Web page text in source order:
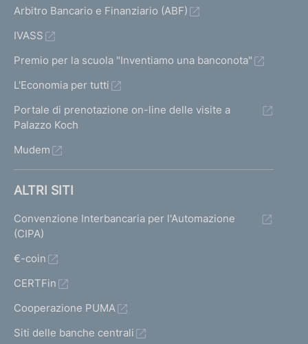
Arbitro Bancario e Finanziario (ABF)
IVASS
Premio per la scuola "Inventiamo una banconota"
L'Economia per tutti
Portale di prenotazione on-line delle visite a
Palazzo Koch
Mudem
ALTRI SITI
Convenzione Interbancaria per l'Automazione
(CIPA)
€-coin
CERTFin
Cooperazione PUMA
Siti delle banche centrali